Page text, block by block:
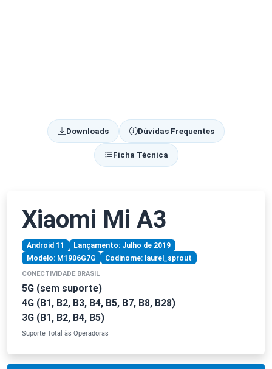
Downloads Dúvidas Frequentes
Ficha Técnica
Xiaomi Mi A3
Android 11
Lançamento: Julho de 2019
Modelo: M1906G7G
Codinome: laurel_sprout
CONECTIVIDADE BRASIL
5G (sem suporte)
4G (B1, B2, B3, B4, B5, B7, B8, B28)
3G (B1, B2, B4, B5)
Suporte Total às Operadoras